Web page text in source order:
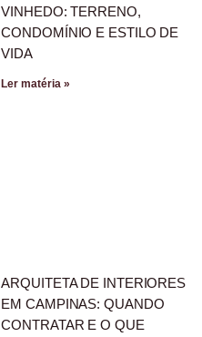
VINHEDO: TERRENO,
CONDOMÍNIO E ESTILO DE
VIDA
Ler matéria »
ARQUITETA DE INTERIORES
EM CAMPINAS: QUANDO
CONTRATAR E O QUE